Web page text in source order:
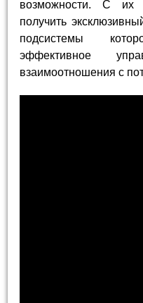
возможности. С их
получить
подсистемы
эффективное
взаимоотношения с